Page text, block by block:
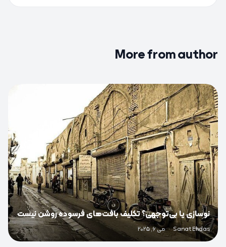
More from author
0
نوسازی یا بی‌توجهی؟ تکلیف بافت‌های فرسوده روشن نیست
Sanat Ehdas
· می 6, 2025